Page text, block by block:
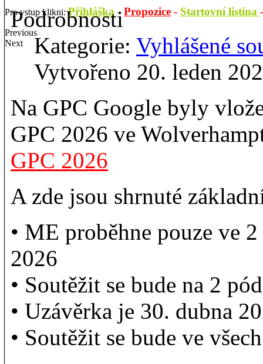
Pro vstup klikni:Přihláška -Propozice - Startovní listina
Previous
Next
Podrobnosti
Kategorie: Vyhlášené
Vytvořeno 20. leden
Na GPC Google byly
GPC 2026 ve
GPC 2026
A zde jsou shrnuté
• ME proběhne pouze ve
2026
• Soutěžit se bude na 2
• Uzávěrka je 30. dubna
• Soutěžit se bude ve